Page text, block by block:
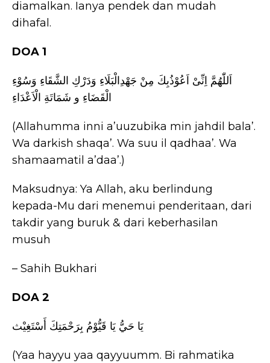
diamalkan. Ianya pendek dan mudah
dihafal.
DOA 1
اَللّٰهُمَّ اِنِّىْ اَعُوْذُبِكَ مِنْ جَهْدِالْبَلَاءِ وَدَرْكِ الشَّقَاءِ وَسُوْءِ
الْقَضَاءِ و شَمَاتَةِ الْاَعْدَاءِ
(Allahumma inni a’uuzubika min jahdil bala’.
Wa darkish shaqa’. Wa suu il qadhaa’. Wa
shamaamatil a’daa’.)
Maksudnya: Ya Allah, aku berlindung
kepada-Mu dari menemui penderitaan, dari
takdir yang buruk & dari keberhasilan
musuh
– Sahih Bukhari
DOA 2
يَا حَيُّ يَا قَيُّوْمُ بِرَحْمَتِكَ أَسْتَغِيْث
(Yaa hayyu yaa qayyuumm. Bi rahmatika